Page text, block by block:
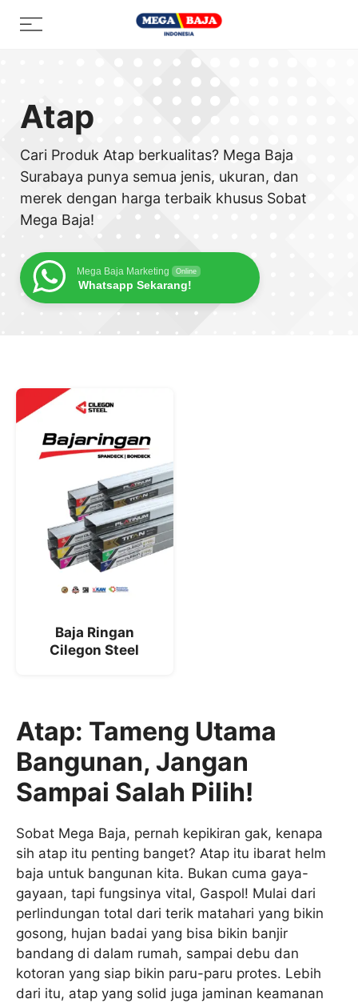
Menu
Atap
Cari Produk Atap berkualitas? Mega Baja
Surabaya punya semua jenis, ukuran, dan
merek dengan harga terbaik khusus Sobat
Mega Baja!
Mega Baja Marketing Online
Whatsapp Sekarang!
Baja Ringan
Cilegon Steel
Atap: Tameng Utama
Bangunan, Jangan
Sampai Salah Pilih!
Sobat Mega Baja, pernah kepikiran gak, kenapa
sih atap itu penting banget? Atap itu ibarat helm
baja untuk bangunan kita. Bukan cuma gaya-
gayaan, tapi fungsinya vital, Gaspol! Mulai dari
perlindungan total dari terik matahari yang bikin
gosong, hujan badai yang bisa bikin banjir
bandang di dalam rumah, sampai debu dan
kotoran yang siap bikin paru-paru protes. Lebih
dari itu, atap yang solid juga jaminan keamanan